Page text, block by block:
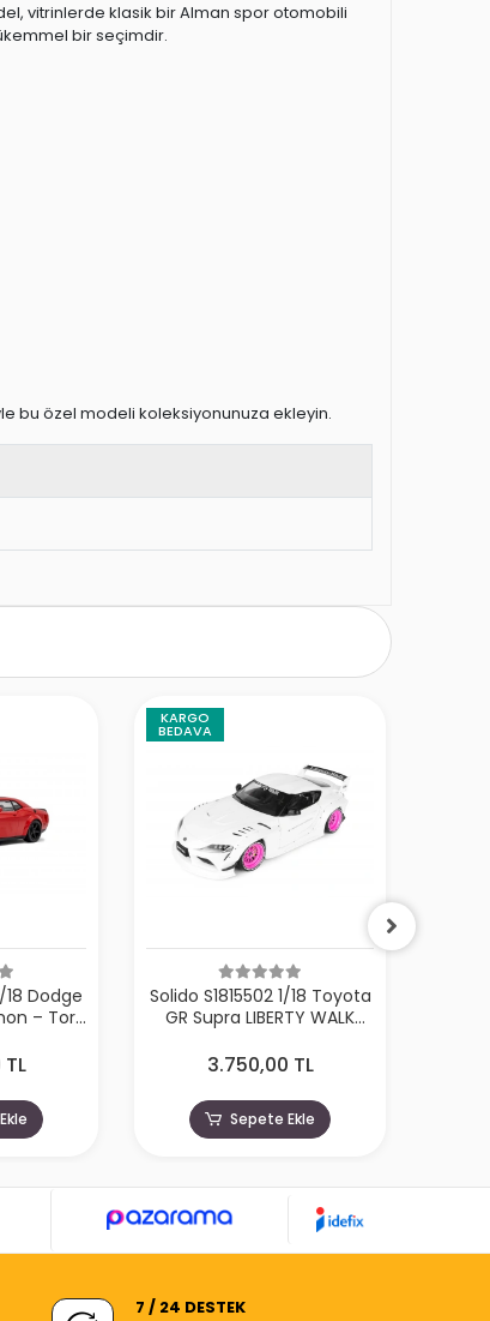
vitrinlerde klasik bir Alman spor otomobili
bir seçimdir.
bu özel modeli koleksiyonunuza ekleyin.
18 Dodge
– Tor
KARGO
BEDAVA
Solido S1815502 1/18 Toyota
GR Supra LIBERTY WALK
2025
3.750,00 TL
Sepete Ekle
7 / 24 DESTEK